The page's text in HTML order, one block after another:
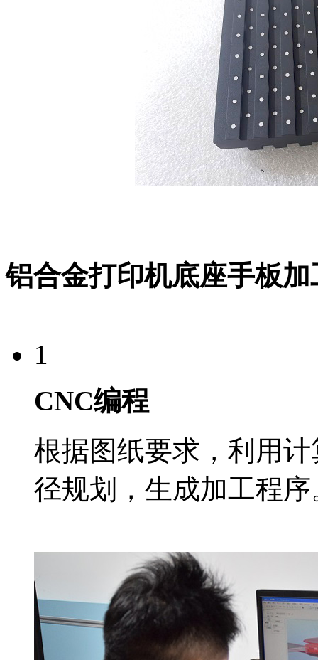
铝合金打印机底座手板
1
CNC编程
根据图纸要求，利用
径规划，生成加工程序